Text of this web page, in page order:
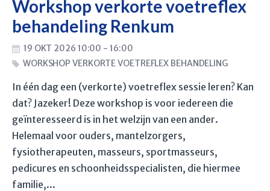
Workshop verkorte voetreflex
behandeling Renkum
19 OKT 2026 10:00 - 16:00
WORKSHOP VERKORTE VOETREFLEX BEHANDELING
In één dag een (verkorte) voetreflex sessie leren? Kan
dat? Jazeker! Deze workshop is voor iedereen die
geïnteresseerd is in het welzijn van een ander.
Helemaal voor ouders, mantelzorgers,
fysiotherapeuten, masseurs, sportmasseurs,
pedicures en schoonheidsspecialisten, die hiermee
familie,...